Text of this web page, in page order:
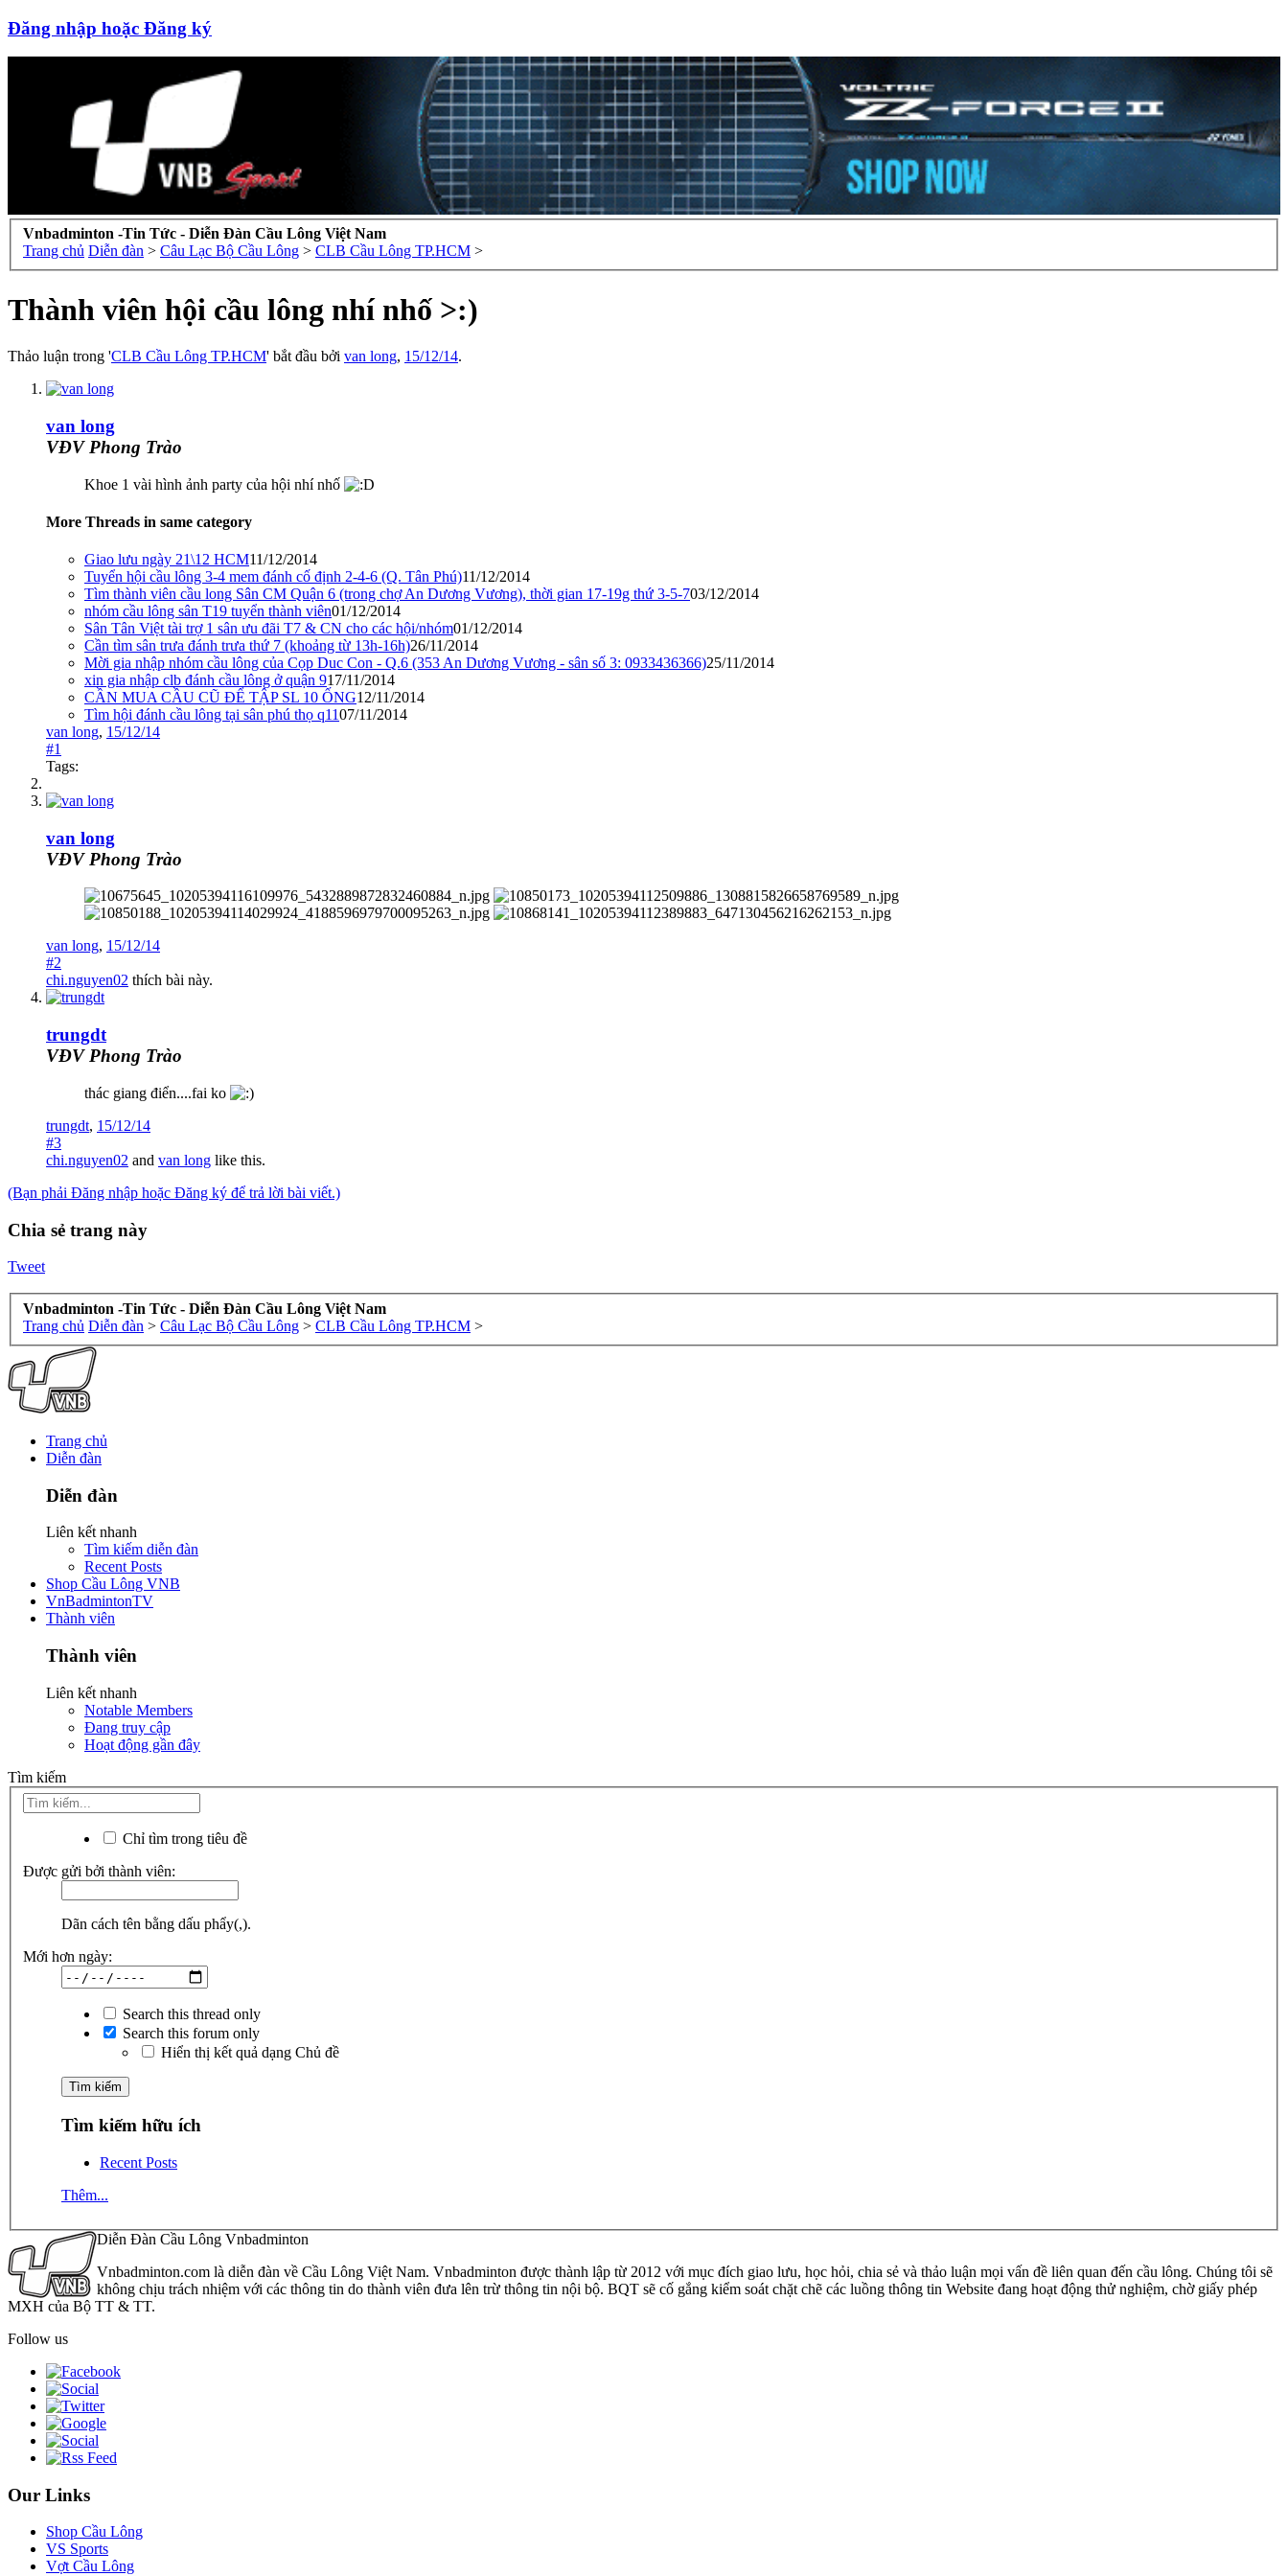
Đăng nhập hoặc Đăng ký
Vnbadminton -Tin Tức - Diễn Đàn Cầu Lông Việt Nam
Trang chủ Diễn đàn > Câu Lạc Bộ Cầu Lông > CLB Cầu Lông TP.HCM >
Thành viên hội cầu lông nhí nhố >:)
Thảo luận trong 'CLB Cầu Lông TP.HCM' bắt đầu bởi van long, 15/12/14.
van long
VĐV Phong Trào
Khoe 1 vài hình ảnh party của hội nhí nhố
More Threads in same category
Giao lưu ngày 21\12 HCM11/12/2014
Tuyển hội cầu lông 3-4 mem đánh cố định 2-4-6 (Q. Tân Phú)11/12/2014
Tìm thành viên cầu long Sân CM Quận 6 (trong chợ An Dương Vương), thời gian 17-19g thứ 3-5-703/12/2014
nhóm cầu lông sân T19 tuyển thành viên01/12/2014
Sân Tân Việt tài trợ 1 sân ưu đãi T7 & CN cho các hội/nhóm01/12/2014
Cần tìm sân trưa đánh trưa thứ 7 (khoảng từ 13h-16h)26/11/2014
Mời gia nhập nhóm cầu lông của Cọp Duc Con - Q.6 (353 An Dương Vương - sân số 3: 0933436366)25/11/2014
xin gia nhập clb đánh cầu lông ở quận 917/11/2014
CẦN MUA CẦU CŨ ĐỂ TẬP SL 10 ỐNG12/11/2014
Tìm hội đánh cầu lông tại sân phú thọ q1107/11/2014
van long, 15/12/14
#1
Tags:
van long
VĐV Phong Trào
van long, 15/12/14
#2
chi.nguyen02 thích bài này.
trungdt
VĐV Phong Trào
thác giang điển....fai ko
trungdt, 15/12/14
#3
chi.nguyen02 and van long like this.
(Bạn phải Đăng nhập hoặc Đăng ký để trả lời bài viết.)
Chia sẻ trang này
Tweet
Vnbadminton -Tin Tức - Diễn Đàn Cầu Lông Việt Nam
Trang chủ Diễn đàn > Câu Lạc Bộ Cầu Lông > CLB Cầu Lông TP.HCM >
Trang chủ
Diễn đàn
Diễn đàn
Liên kết nhanh
Tìm kiếm diễn đàn
Recent Posts
Shop Cầu Lông VNB
VnBadmintonTV
Thành viên
Thành viên
Liên kết nhanh
Notable Members
Đang truy cập
Hoạt động gần đây
Tìm kiếm
Chỉ tìm trong tiêu đề
Được gửi bởi thành viên:
Dãn cách tên bằng dấu phẩy(,).
Mới hơn ngày:
Search this thread only
Search this forum only
Hiển thị kết quả dạng Chủ đề
Tìm kiếm hữu ích
Recent Posts
Thêm...
Diễn Đàn Cầu Lông Vnbadminton
Vnbadminton.com là diễn đàn về Cầu Lông Việt Nam. Vnbadminton được thành lập từ 2012 với mục đích giao lưu, học hỏi, chia sẻ và thảo luận mọi vấn đề liên quan đến cầu lông. Chúng tôi sẽ
không chịu trách nhiệm với các thông tin do thành viên đưa lên trừ thông tin nội bộ. BQT sẽ cố gắng kiểm soát chặt chẽ các luồng thông tin Website đang hoạt động thử nghiệm, chờ giấy phép
MXH của Bộ TT & TT.
Follow us
Our Links
Shop Cầu Lông
VS Sports
Vợt Cầu Lông